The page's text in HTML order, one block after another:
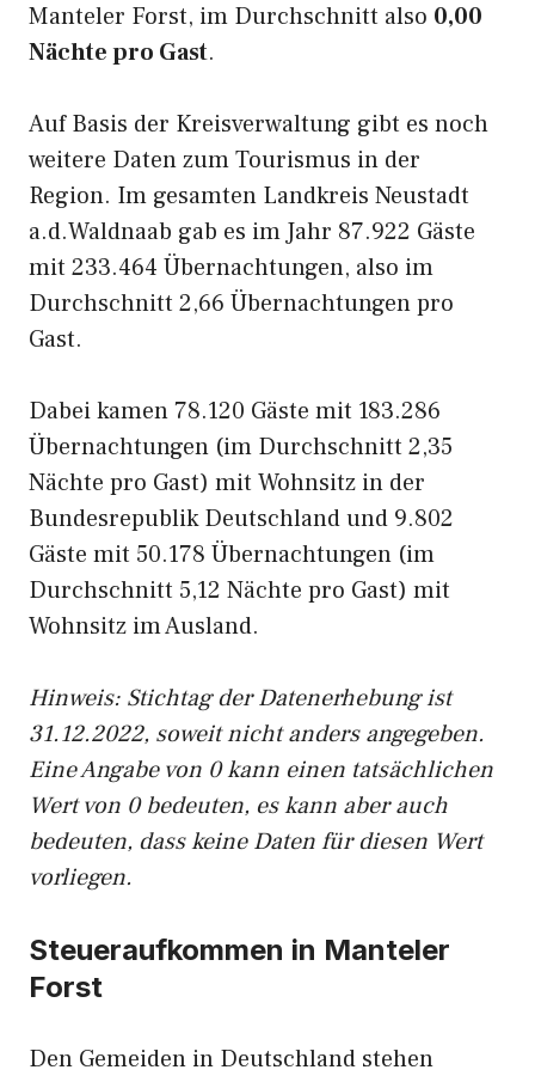
Manteler Forst, im Durchschnitt also 0,00
Nächte pro Gast.
Auf Basis der Kreisverwaltung gibt es noch
weitere Daten zum Tourismus in der
Region. Im gesamten Landkreis Neustadt
a.d.Waldnaab gab es im Jahr 87.922 Gäste
mit 233.464 Übernachtungen, also im
Durchschnitt 2,66 Übernachtungen pro
Gast.
Dabei kamen 78.120 Gäste mit 183.286
Übernachtungen (im Durchschnitt 2,35
Nächte pro Gast) mit Wohnsitz in der
Bundesrepublik Deutschland und 9.802
Gäste mit 50.178 Übernachtungen (im
Durchschnitt 5,12 Nächte pro Gast) mit
Wohnsitz im Ausland.
Hinweis: Stichtag der Datenerhebung ist
31.12.2022, soweit nicht anders angegeben.
Eine Angabe von 0 kann einen tatsächlichen
Wert von 0 bedeuten, es kann aber auch
bedeuten, dass keine Daten für diesen Wert
vorliegen.
Steueraufkommen in Manteler
Forst
Den Gemeiden in Deutschland stehen